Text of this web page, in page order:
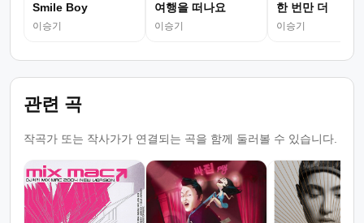
Smile Boy
이승기
여행을 떠나요
이승기
한 번만 더
이승기
관련 곡
작곡가 또는 작사가가 연결되는 곡을 함께 둘러볼 수 있습니다.